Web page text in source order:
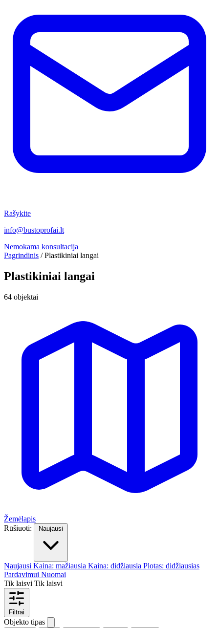
Rašykite
info@bustoprofai.lt
Nemokama konsultacija
Pagrindinis /Plastikiniai langai
Plastikiniai langai
64 objektai
Žemėlapis
Rūšiuoti:
Naujausi
Naujausi Kaina: mažiausia Kaina: didžiausia Plotas: didžiausias
Pardavimui Nuomai
Tik laisvi Tik laisvi
Filtrai
Objekto tipas